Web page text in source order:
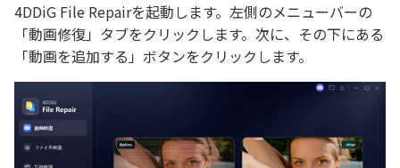
4DDiG File Repairを起動します。左側のメニューバーの
「動画修復」タブをクリックします。次に、その下にある
「動画を追加する」ボタンをクリックします。